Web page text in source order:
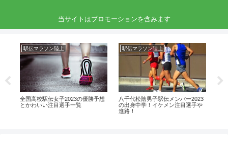
当サイトはプロモーションを含みます
駅伝マラソン陸上
全国高校駅伝女子2023の優勝予想
とかわいい注目選手一覧
駅伝マラソン陸上
八千代松陰男子駅伝メンバー2023
の出身中学！イケメン注目選手や
進路！